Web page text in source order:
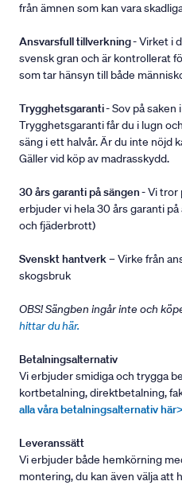
från ämnen som kan vara
Ansvarsfull tillverkning- Virket i
svensk gran och är kontrollerat
som tar hänsyn till både
Trygghetsgaranti- Sov på saken
Trygghetsgaranti får du i lugn
säng i ett halvår. Är du inte nöjd
Gäller vid köp av madrasskydd.
30 års garanti på sängen- Vi tror
erbjuder vi hela 30 års garanti på
och fjäderbrott)
Svenskt hantverk– Virke från
skogsbruk
OBS! Sängben ingår inte och
hittar du här.
Betalningsalternativ
Vi erbjuder smidiga och trygga
kortbetalning, direktbetalning,
alla våra betalningsalternativ här>
Leveranssätt
Vi erbjuder både hemkörning
montering, du kan även välja att